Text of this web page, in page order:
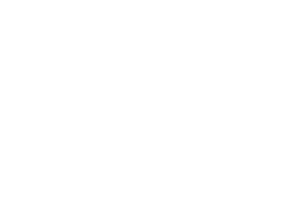
方法二：打破信息茧